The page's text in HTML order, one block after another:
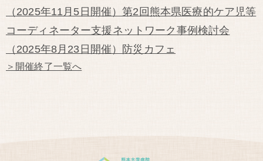
（2025年11月5日開催）第2回熊本県医療的ケア児等
コーディネーター支援ネットワーク事例検討会
（2025年8月23日開催）防災カフェ
＞開催終了一覧へ